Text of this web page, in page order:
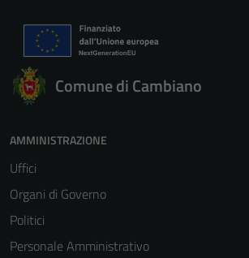
Comune di Cambiano
AMMINISTRAZIONE
Uffici
Organi di Governo
Politici
Personale Amministrativo